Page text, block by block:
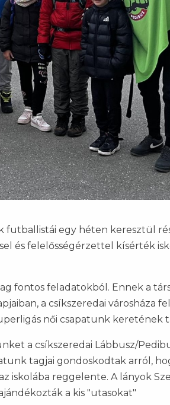
futballistái egy héten keresztül
és felelősségérzettel kísérték
fontos feladatokból. Ennek a
a csíkszeredai városháza
női csapatunk keretének
a csíkszeredai Lábbusz/
tagjai gondoskodtak arról,
iskolába reggelente. A lányok
a kis "utasokat"